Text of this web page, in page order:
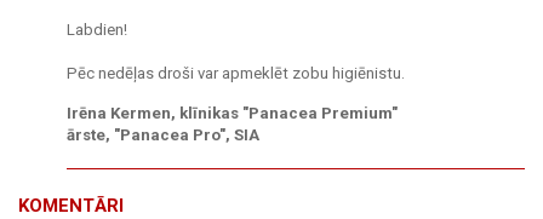
Labdien!
Pēc nedēļas droši var apmeklēt zobu higiēnistu.
Irēna Kermen, klīnikas "Panacea Premium"
ārste, "Panacea Pro", SIA
KOMENTĀRI